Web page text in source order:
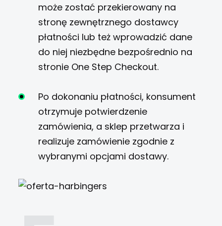
może zostać przekierowany na
stronę zewnętrznego dostawcy
płatności lub też wprowadzić dane
do niej niezbędne bezpośrednio na
stronie One Step Checkout.
Po dokonaniu płatności, konsument
otrzymuje potwierdzenie
zamówienia, a sklep przetwarza i
realizuje zamówienie zgodnie z
wybranymi opcjami dostawy.